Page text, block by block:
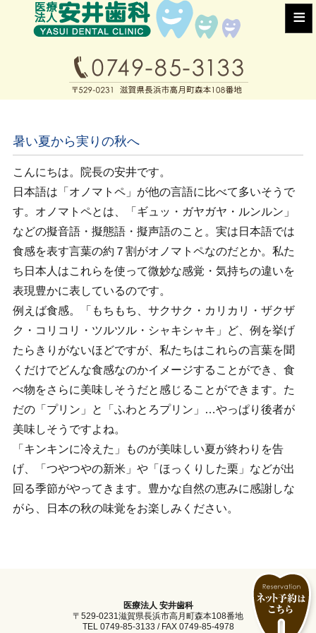
≡
暑い夏から実りの秋へ
こんにちは。院長の安井です。
日本語は「オノマトペ」が他の言語に比べて多いそうで
す。オノマトペとは、「ギュッ・ガヤガヤ・ルンルン」
などの擬音語・擬態語・擬声語のこと。実は日本語では
食感を表す言葉の約７割がオノマトペなのだとか。私た
ち日本人はこれらを使って微妙な感覚・気持ちの違いを
表現豊かに表しているのです。
例えば食感。「もちもち、サクサク・カリカリ・ザクザ
ク・コリコリ・ツルツル・シャキシャキ」ど、例を挙げ
たらきりがないほどですが、私たちはこれらの言葉を聞
くだけでどんな食感なのかイメージすることができ、食
べ物をさらに美味しそうだと感じることができます。た
だの「プリン」と「ふわとろプリン」…やっぱり後者が
美味しそうですよね。
「キンキンに冷えた」ものが美味しい夏が終わりを告
げ、「つやつやの新米」や「ほっくりした栗」などが出
回る季節がやってきます。豊かな自然の恵みに感謝しな
がら、日本の秋の味覚をお楽しみください。
医療法人 安井歯科
〒529-0231滋賀県長浜市高月町森本108番地
TEL 0749-85-3133 / FAX 0749-85-4978